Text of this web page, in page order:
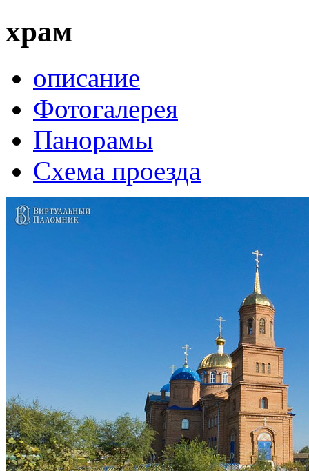
храм
описание
Фотогалерея
Панорамы
Схема проезда